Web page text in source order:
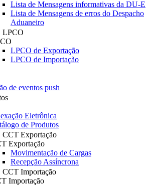
Lista de Mensagens informativas da DU-E
Lista de Mensagens de erros do Despacho
Aduaneiro
LPCO
LPCO de Exportação
LPCO de Importação
de eventos push
Eletrônica
de Produtos
CCT Exportação
Exportação
Movimentação de Cargas
Recepção Assíncrona
CCT Importação
Importação